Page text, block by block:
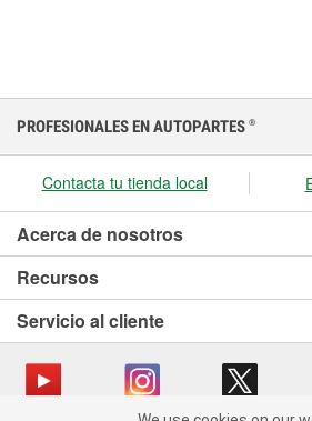
PROFESIONALES EN AUTOPARTES ®
Contacta tu tienda local
Acerca de nosotros
Recursos
Servicio al cliente